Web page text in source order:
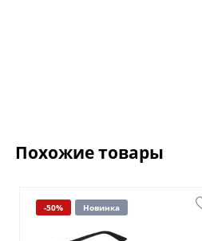
Похожие товары
-50% Новинка